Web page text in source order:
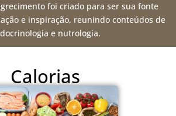
foi criado para ser sua fonte
e inspiração, reunindo conteúdos de
e nutrologia.
Calorias